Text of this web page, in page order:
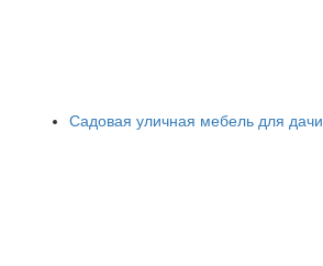
Садовая уличная мебель для дачи